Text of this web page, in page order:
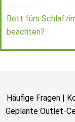
Bett fürs
beachten?
Häufige Fragen |
Geplante Outlet-